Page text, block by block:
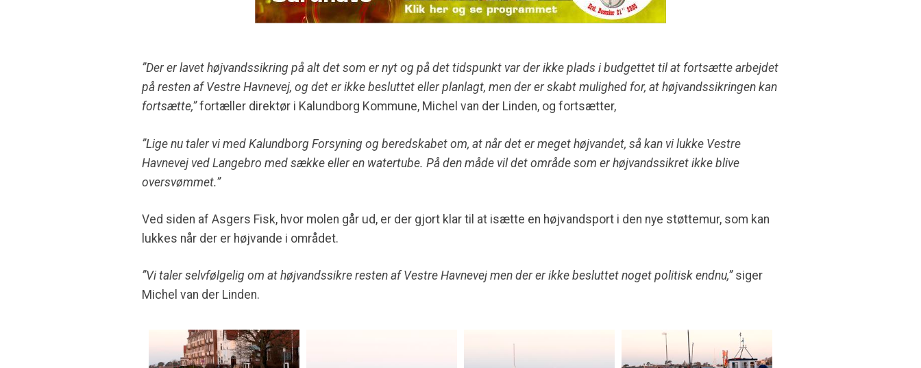
”Der er lavet højvandssikring på alt det som er nyt og på det tidspunkt var der ikke plads i budgettet til at fortsætte arbejdet
på resten af Vestre Havnevej, og det er ikke besluttet eller planlagt, men der er skabt mulighed for, at højvandssikringen kan
fortsætte,”fortæller direktør i Kalundborg Kommune, Michel van der Linden, og fortsætter,
”Lige nu taler vi med Kalundborg Forsyning og beredskabet om, at når det er meget højvandet, så kan vi lukke Vestre
Havnevej ved Langebro med sække eller en watertube. På den måde vil det område som er højvandssikret ikke blive
oversvømmet.”
Ved siden af Asgers Fisk, hvor molen går ud, er der gjort klar til at isætte en højvandsport i den nye støttemur, som kan
lukkes når der er højvande i området.
”Vi taler selvfølgelig om at højvandssikre resten af Vestre Havnevej men der er ikke besluttet noget politisk endnu,”siger
Michel van der Linden.